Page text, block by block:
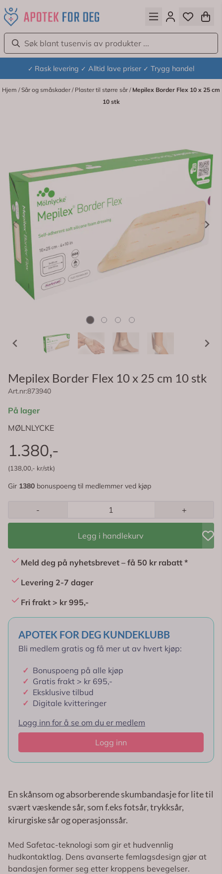
Hopp til innhold
✓ Rask levering ✓ Alltid lave priser ✓ Trygg handel
Hjem /Sår og småskader/ Plaster til større sår/ Mepilex Border Flex 10 x 25 cm
10 stk
Mepilex Border Flex 10 x 25 cm 10 stk
Art.nr:873940
På lager
MØLNLYCKE
1.380,-
(138,00,- kr/stk)
Gir 1380 bonuspoeng til medlemmer ved kjøp
- +
Legg i handlekurv
Meld deg på nyhetsbrevet – få 50 kr rabatt *
Levering 2-7 dager
Fri frakt > kr 995,-
APOTEK FOR DEG KUNDEKLUBB
Bli medlem gratis og få mer ut av hvert kjøp:
✓ Bonuspoeng på alle kjøp
✓ Gratis frakt > kr 695,-
✓ Eksklusive tilbud
✓ Digitale kvitteringer
Logg inn for å se om du er medlem
Logg inn
En skånsom og absorberende skumbandasje for lite til
svært væskende sår, som f.eks fotsår, trykksår,
kirurgiske sår og operasjonssår.
Med Safetac-teknologi som gir et hudvennlig
hudkontaktlag. Dens avanserte femlagsdesign gjør at
bandasjen former seg etter kroppens bevegelser.